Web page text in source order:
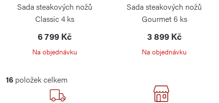
Sada steakových nožů
Classic 4 ks
6 799 Kč
Na objednávku
Sada steakových nožů
Gourmet 6 ks
3 899 Kč
Na objednávku
O
16 položek celkem